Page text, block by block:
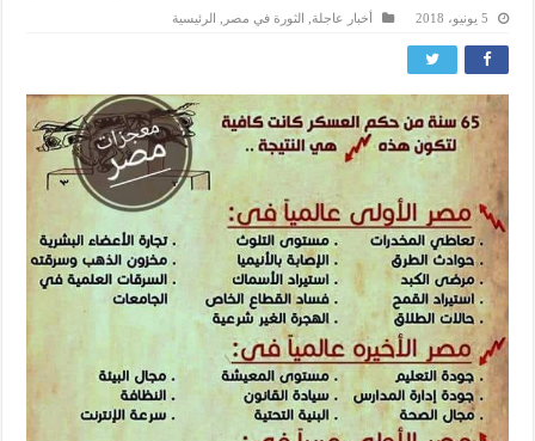
5 يونيو، 2018 أخبار عاجلة الثورة في مصر الرئيسية